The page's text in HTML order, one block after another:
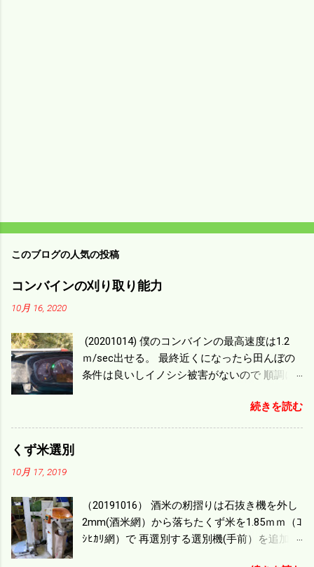
このブログの人気の投稿
コンバインの刈り取り能力
10月 16, 2020
(20201014) 僕のコンバインの最高速度は1.2
ｍ/sec出せる。 最終近くになったら田んぼの
条件は良いしイノシシ被害がないので 順調に
ｍ/min、4.32ｋｍ/hrになり 幅は約2ｍだから
0.864/haの作業能力がある。 実際は回転した
機の容量、籾摺りの能力などのバランスの問
題で 今の機種で満足している。 というより買
った時はまだ耕作面積が少なく手が出せ 無か
続きを読む
くず米選別
10月 17, 2019
（20191016） 酒米の籾摺りは石抜き機を外し
2mm(酒米網）から落ちたくず米を1.85ｍｍ（ｺ
ｼﾋｶﾘ網）で 再選別する選別機(手前）を追加す